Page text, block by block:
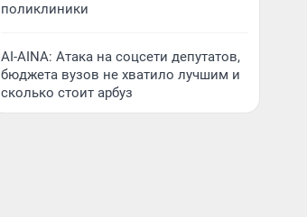
поликлиники
AI-AINA: Атака на соцсети депутатов,
бюджета вузов не хватило лучшим и
сколько стоит арбуз